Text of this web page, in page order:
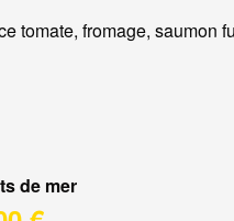
tomate, fromage, saumon
de mer